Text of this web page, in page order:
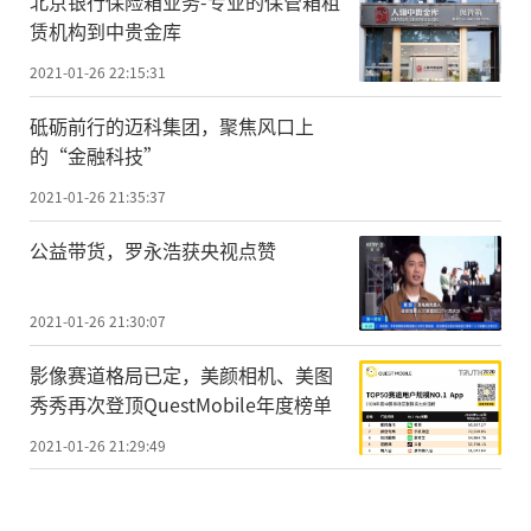
时提出的“三个好”“四个一流”和“三个
服务好”的重要指示精神，两江新区正积极
推动港区绿色智慧发展，促进果园港完成从
内河最大多式联运枢纽港崛起为内陆国际物
流枢纽。
2020年，货物吞吐量1400多万吨，较20
15年增长70%以上;集装箱吞吐量34万TEU，
较2015年增长41%以上。
而如今，随着果园港国家物流枢纽在各
领域的不断提速，果园港正加速融入“一带
一路”和长江经济带发展。
赁机构到中贵金库
2021-01-26 22:15:31
砥砺前行的迈科集团，聚焦风口上
的“金融科技”
2021-01-26 21:35:37
公益带货，罗永浩获央视点赞
2021-01-26 21:30:07
影像赛道格局已定，美颜相机、美图
秀秀再次登顶QuestMobile年度榜单
2021-01-26 21:29:49